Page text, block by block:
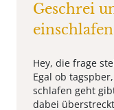
Geschrei
einschlafen
Hey, die frage
Egal ob
schlafen geht
dabei